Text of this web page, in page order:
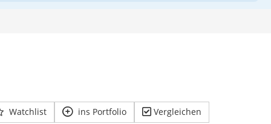
Watchlist ins Portfolio Vergleichen